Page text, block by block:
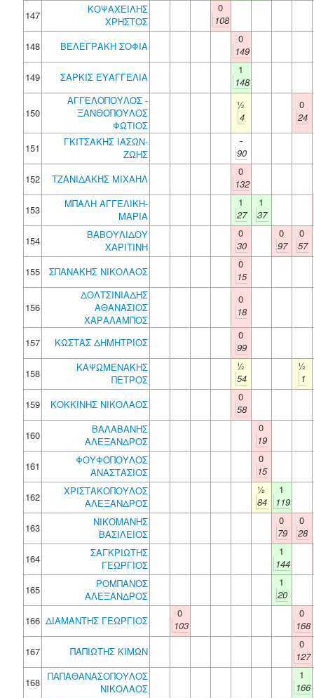
147
ΚΟΨΑΧΕΙΛΗΣ
ΧΡΗΣΤΟΣ
0
108
148
ΒΕΛΕΓΡΑΚΗ ΣΟΦΙΑ
0
149
149
ΣΑΡΚΙΣ ΕΥΑΓΓΕΛΙΑ
1
148
150
ΑΓΓΕΛΟΠΟΥΛΟΣ -
ΞΑΝΘΟΠΟΥΛΟΣ
ΦΩΤΙΟΣ
½
4
0
24
151
ΓΚΙΤΣΑΚΗΣ ΙΑΣΩΝ-
ΖΩΗΣ
-
90
152
ΤΖΑΝΙΔΑΚΗΣ ΜΙΧΑΗΛ
0
132
153
ΜΠΑΛΗ ΑΓΓΕΛΙΚΗ-
ΜΑΡΙΑ
1
27
1
37
154
ΒΑΒΟΥΛΙΔΟΥ
ΧΑΡΙΤΙΝΗ
0
30
0
97
0
57
155
ΣΠΑΝΑΚΗΣ ΝΙΚΟΛΑΟΣ
0
15
156
ΔΟΛΤΣΙΝΙΑΔΗΣ
ΑΘΑΝΑΣΙΟΣ
ΧΑΡΑΛΑΜΠΟΣ
0
18
157 ΚΩΣΤΑΣ ΔΗΜΗΤΡΙΟΣ
0
99
158
ΚΑΨΩΜΕΝΑΚΗΣ
ΠΕΤΡΟΣ
½
54
½
1
159
ΚΟΚΚΙΝΗΣ ΝΙΚΟΛΑΟΣ
0
58
160
ΒΑΛΑΒΑΝΗΣ
ΑΛΕΞΑΝΔΡΟΣ
0
19
161
ΦΟΥΦΟΠΟΥΛΟΣ
ΑΝΑΣΤΑΣΙΟΣ
0
15
162
ΧΡΙΣΤΑΚΟΠΟΥΛΟΣ
ΑΛΕΞΑΝΔΡΟΣ
½
84
1
119
163
ΝΙΚΟΜΑΝΗΣ
ΒΑΣΙΛΕΙΟΣ
0
79
0
28
164
ΣΑΓΚΡΙΩΤΗΣ
ΓΕΩΡΓΙΟΣ
1
144
165
ΡΟΜΠΑΝΟΣ
ΑΛΕΞΑΝΔΡΟΣ
1
20
166 ΔΙΑΜΑΝΤΗΣ ΓΕΩΡΓΙΟΣ
0
103
0
168
167
ΠΑΠΙΩΤΗΣ ΚΙΜΩΝ
0
127
168 ΠΑΠΑΘΑΝΑΣΟΠΟΥΛΟΣ
ΝΙΚΟΛΑΟΣ
1
166